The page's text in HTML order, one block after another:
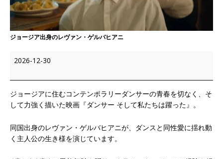
ジョージア出身のレヴァン・ゲルバヒアニ
2026-12-30
ジョージアに住むコンテンポラリーダンサーの青春を切なく、そ
して力強く描いた映画『ダンサー そして私たちは躍った』。
同国出身のレヴァン・ゲルバヒアニが、ダンスと同性愛に揺れ動
く主人公の生き様を演じています。